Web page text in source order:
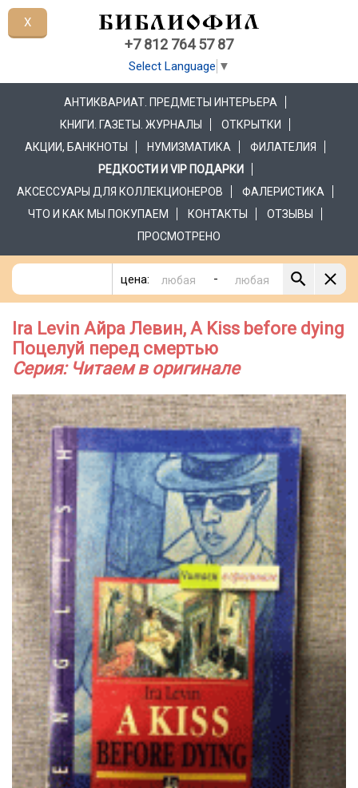
+7 812 764 57 87
Select Language ▼
АНТИКВАРИАТ. ПРЕДМЕТЫ ИНТЕРЬЕРА
КНИГИ. ГАЗЕТЫ. ЖУРНАЛЫ
ОТКРЫТКИ
АКЦИИ, БАНКНОТЫ
НУМИЗМАТИКА
ФИЛАТЕЛИЯ
РЕДКОСТИ И VIP ПОДАРКИ
АКСЕССУАРЫ ДЛЯ КОЛЛЕКЦИОНЕРОВ
ФАЛЕРИСТИКА
ЧТО И КАК МЫ ПОКУПАЕМ
КОНТАКТЫ
ОТЗЫВЫ
ПРОСМОТРЕНО
цена: -
Ira Levin Айра Левин, A Kiss before dying
Поцелуй перед смертью
Серия: Читаем в оригинале
X